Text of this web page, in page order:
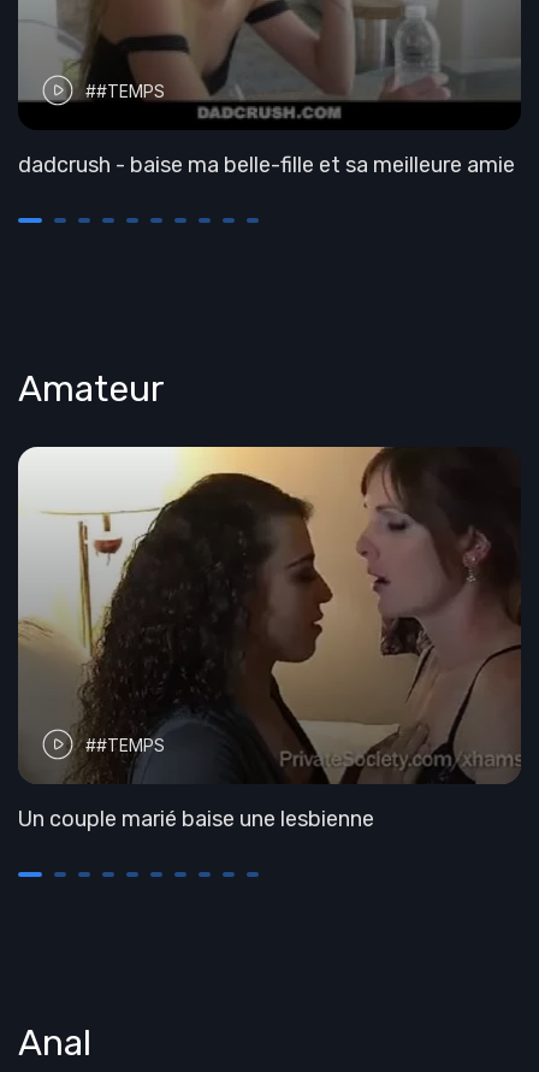
##TEMPS
dadcrush - baise ma belle-fille et sa meilleure amie
Amateur
##TEMPS
Un couple marié baise une lesbienne
Anal